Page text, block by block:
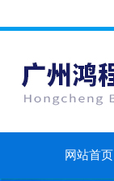
网站首页